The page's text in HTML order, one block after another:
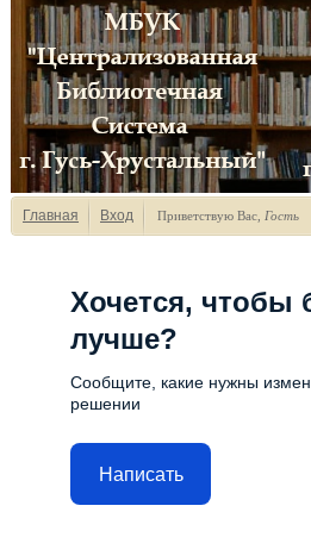
Главная Вход Приветствую Вас Гость
Хочется, чтобы
лучше?
Сообщите, какие нужны
решении
Написать